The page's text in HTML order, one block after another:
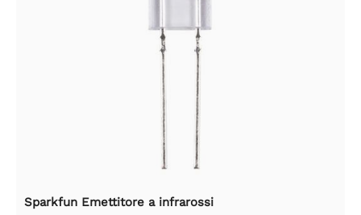
Sparkfun Emettitore a infrarossi